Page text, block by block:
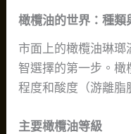
橄欖油的世界：種類
市面上的橄欖油琳瑯
智選擇的第一步。
程度和酸度（游離脂
主要橄欖油等級